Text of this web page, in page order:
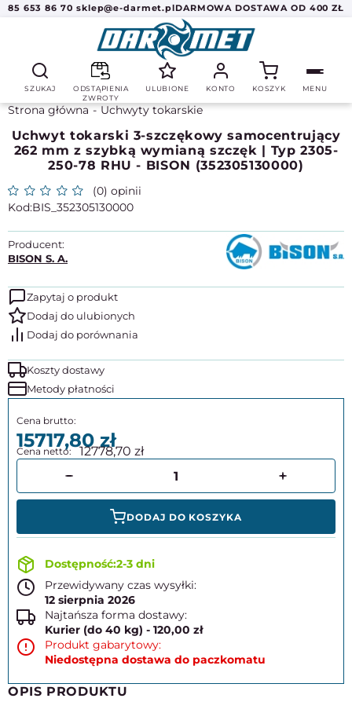
85 653 86 70 sklep@e-darmet.plDARMOWA DOSTAWA OD 400 ZŁ
SZUKAJ
ODSTĄPIENIA
ZWROTY
ULUBIONE KONTO KOSZYK MENU
Strona główna Uchwyty tokarskie
Uchwyt tokarski 3-szczękowy samocentrujący
262 mm z szybką wymianą szczęk | Typ 2305-
250-78 RHU - BISON (352305130000)
(0) opinii
BIS_352305130000
Producent:
BISON S. A.
Zapytaj o produkt
Koszty dostawy
Metody płatności
15717,8012778,70
DODAJ DO KOSZYKA
2-3 dni
Przewidywany czas wysyłki:
12 sierpnia 2026
Najtańsza forma dostawy:
Kurier (do 40 kg) - 120,00 zł
Produkt gabarytowy:
Niedostępna dostawa do paczkomatu
OPIS PRODUKTU